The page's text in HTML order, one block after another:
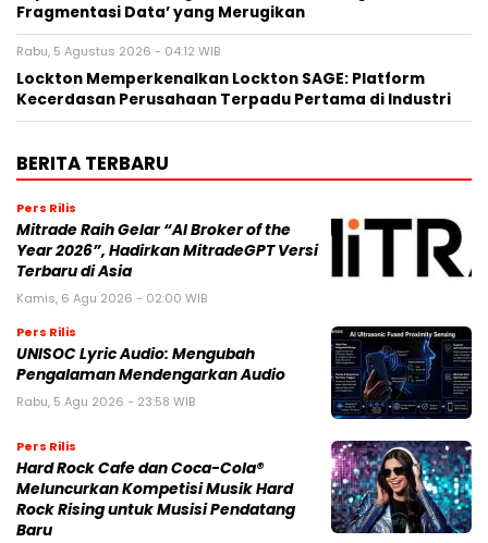
Fragmentasi Data’ yang Merugikan
Rabu, 5 Agustus 2026 - 04:12 WIB
Lockton Memperkenalkan Lockton SAGE: Platform
Kecerdasan Perusahaan Terpadu Pertama di Industri
BERITA TERBARU
Pers Rilis
Mitrade Raih Gelar “AI Broker of the
Year 2026”, Hadirkan MitradeGPT Versi
Terbaru di Asia
Kamis, 6 Agu 2026 - 02:00 WIB
Pers Rilis
UNISOC Lyric Audio: Mengubah
Pengalaman Mendengarkan Audio
Rabu, 5 Agu 2026 - 23:58 WIB
Pers Rilis
Hard Rock Cafe dan Coca-Cola®
Meluncurkan Kompetisi Musik Hard
Rock Rising untuk Musisi Pendatang
Baru